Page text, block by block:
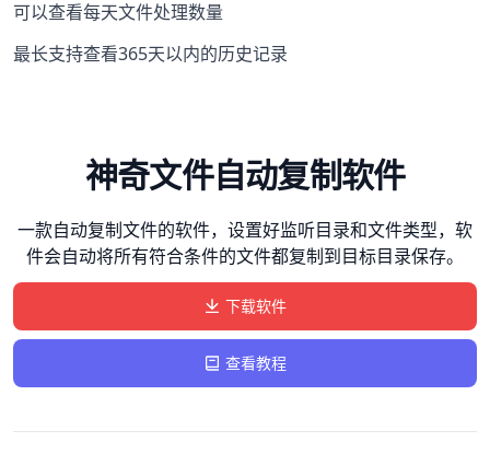
可以查看每天文件处理数量
最长支持查看365天以内的历史记录
神奇文件自动复制软件
一款自动复制文件的软件，设置好监听目录和文件类型，软
件会自动将所有符合条件的文件都复制到目标目录保存。
下载软件
查看教程